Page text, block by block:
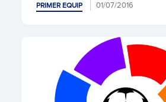
PRIMER EQUIP 01/07/2016